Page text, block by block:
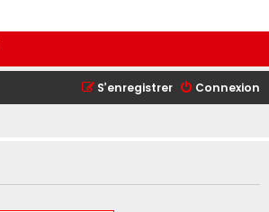
Connexion
S’enregistrer